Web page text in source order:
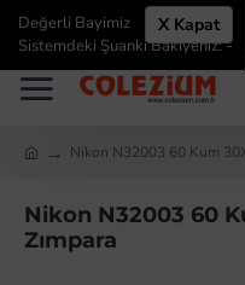
ÜYE GIRIŞI ÜYE OL
X Kapat
Değerli Bayimiz
Sistemdeki Şuanki Bakiyeniz: -
Nikon N32003 60 Kum
Nikon N32003 60
Zımpara